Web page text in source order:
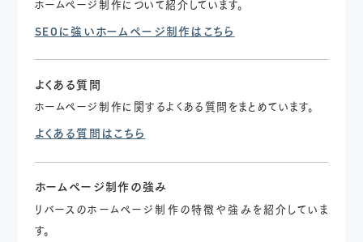
ホームページ制作について紹介しています。
SEOに強いホームページ制作はこちら
よくある質問
ホームページ制作に関するよくある質問をまとめています。
よくある質問はこちら
ホームページ制作の強み
リバースのホームページ制作の特徴や強みを紹介していま
す。